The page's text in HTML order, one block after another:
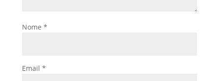
Nome *
Email *